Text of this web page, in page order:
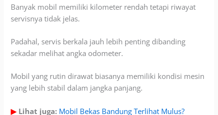
Banyak mobil memiliki kilometer rendah tetapi riwayat
servisnya tidak jelas.
Padahal, servis berkala jauh lebih penting dibanding
sekadar melihat angka odometer.
Mobil yang rutin dirawat biasanya memiliki kondisi mesin
yang lebih stabil dalam jangka panjang.
▶Lihat juga: Mobil Bekas Bandung Terlihat Mulus?